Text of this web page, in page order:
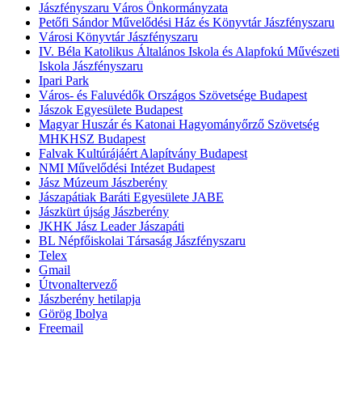
Jászfényszaru Város Önkormányzata
Petőfi Sándor Művelődési Ház és Könyvtár Jászfényszaru
Városi Könyvtár Jászfényszaru
IV. Béla Katolikus Általános Iskola és Alapfokú Művészeti
Iskola Jászfényszaru
Ipari Park
Város- és Faluvédők Országos Szövetsége Budapest
Jászok Egyesülete Budapest
Magyar Huszár és Katonai Hagyományőrző Szövetség
MHKHSZ Budapest
Falvak Kultúrájáért Alapítvány Budapest
NMI Művelődési Intézet Budapest
Jász Múzeum Jászberény
Jászapátiak Baráti Egyesülete JABE
Jászkürt újság Jászberény
JKHK Jász Leader Jászapáti
BL Népfőiskolai Társaság Jászfényszaru
Telex
Gmail
Útvonaltervező
Jászberény hetilapja
Görög Ibolya
Freemail